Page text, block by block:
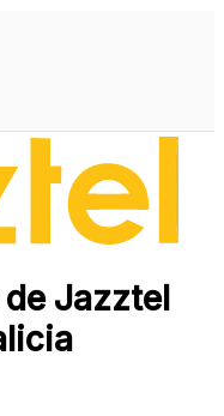
Jazztel